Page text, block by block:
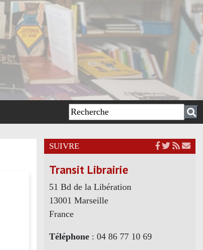
SUIVRE
Transit Librairie
51 Bd de la Libération
13001 Marseille
France
Téléphone: 04 86 77 10 69